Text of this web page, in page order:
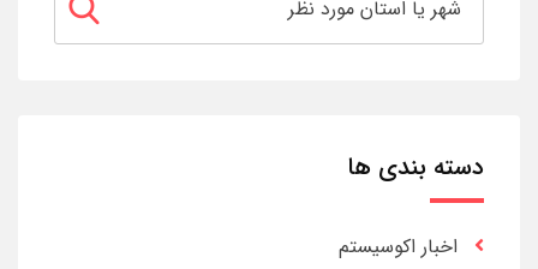
دسته بندی ها
اخبار اکوسیستم